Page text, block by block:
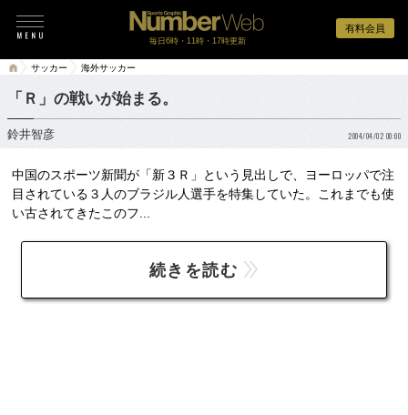
有料会員
毎日6時・11時・17時更新
サッカー 海外サッカー
「Ｒ」の戦いが始まる。
鈴井智彦 2004/04/02 00:00
中国のスポーツ新聞が「新３Ｒ」という見出しで、ヨーロッパで注
目されている３人のブラジル人選手を特集していた。これまでも使
い古されてきたこのフ...
続きを読む